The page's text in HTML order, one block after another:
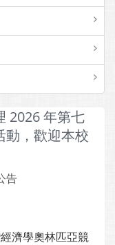
2026 年第七
動，歡迎本校
告
濟學奧林匹亞競